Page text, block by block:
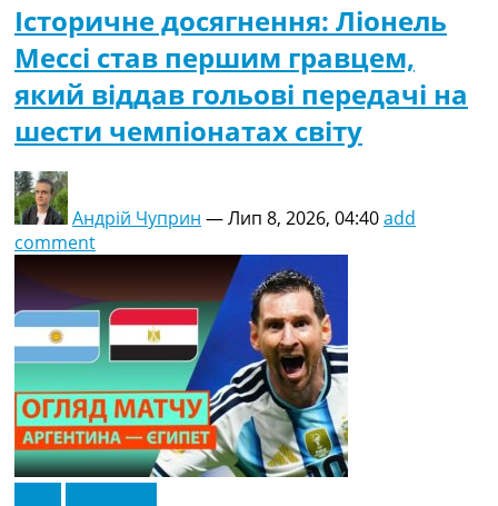
Історичне досягнення: Ліонель
Мессі став першим гравцем,
який віддав гольові передачі на
шести чемпіонатах світу
Андрій Чуприн —Лип 8, 2026, 04:40add
comment